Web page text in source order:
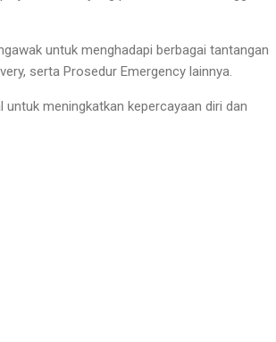
untuk menghadapi berbagai tantangan
serta Prosedur Emergency lainnya.
meningkatkan kepercayaan diri dan